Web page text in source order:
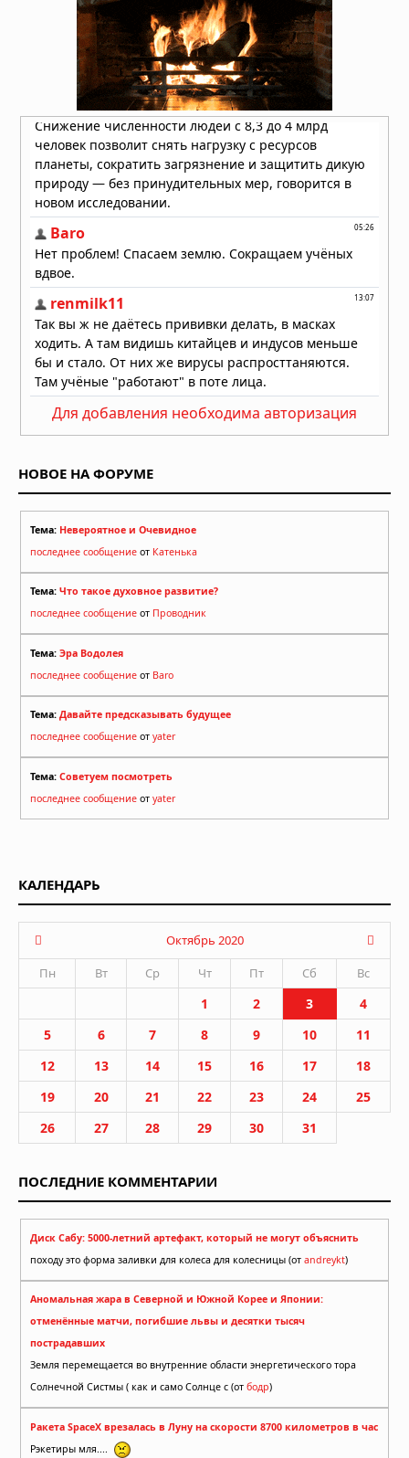
01.08.2026 в 09:32
Подводный супервулкан Кикай
заполняется свежей магмой: новое
исследование раскрывает механизм
перезарядки гигантских кальдер
01.08.2026 в 08:30
Необычный торнадо ударил по
одному пригороду Чикаго дважды
31.07.2026 в 08:20
Для добавления необходима авторизация
НОВОЕ НА ФОРУМЕ
Тема: Невероятное и Очевидное
последнее сообщение от Катенька
Тема: Что такое духовное развитие?
последнее сообщение от Проводник
Тема: Эра Водолея
последнее сообщение от Baro
Тема: Давайте предсказывать будущее
последнее сообщение от yater
Тема: Советуем посмотреть
последнее сообщение от yater
КАЛЕНДАРЬ
Октябрь 2020
Пн
Вт Ср Чт Пт Сб Вс
1 2 3
4
5
6 7 8 9 10
11
12
13 14 15 16 17
18
19
20 21 22 23 24
25
26
27 28 29 30 31
ПОСЛЕДНИЕ КОММЕНТАРИИ
Диск Сабу: 5000-летний артефакт, который не могут объяснить
походу это форма заливки для колеса для колесницы (от andreykt)
Аномальная жара в Северной и Южной Корее и Японии:
отменённые матчи, погибшие львы и десятки тысяч
пострадавших
Земля перемещается во внутренние области энергетического тора
Солнечной Систмы ( как и само Солнце с (от бодр)
Ракета SpaceX врезалась в Луну на скорости 8700 километров в час
Рэкетиры мля....